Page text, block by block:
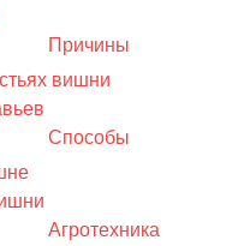
Причины
вишни
Способы
Агротехника